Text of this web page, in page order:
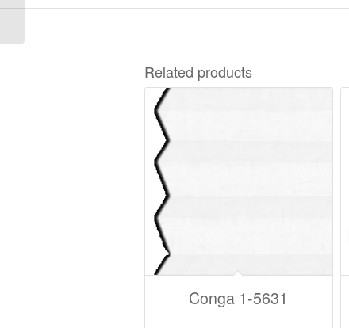
Related products
Conga 1-5631